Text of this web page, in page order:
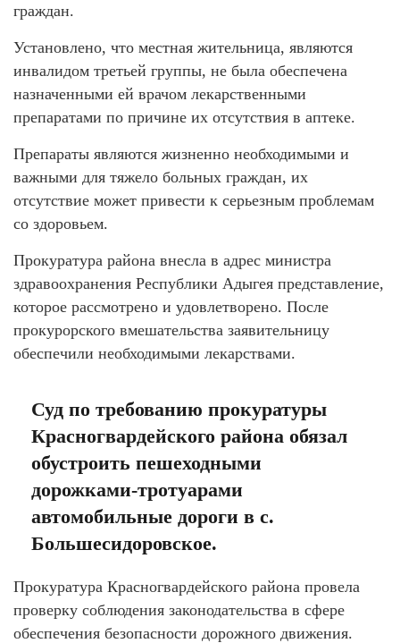
граждан.
Установлено, что местная жительница, являются
инвалидом третьей группы, не была обеспечена
назначенными ей врачом лекарственными
препаратами по причине их отсутствия в аптеке.
Препараты являются жизненно необходимыми и
важными для тяжело больных граждан, их
отсутствие может привести к серьезным проблемам
со здоровьем.
Прокуратура района внесла в адрес министра
здравоохранения Республики Адыгея представление,
которое рассмотрено и удовлетворено. После
прокурорского вмешательства заявительницу
обеспечили необходимыми лекарствами.
Суд по требованию прокуратуры
Красногвардейского района обязал
обустроить пешеходными
дорожками-тротуарами
автомобильные дороги в с.
Большесидоровское.
Прокуратура Красногвардейского района провела
проверку соблюдения законодательства в сфере
обеспечения безопасности дорожного движения.